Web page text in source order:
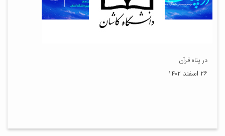
در پناه قرآن
۲۶ اسفند ۱۴۰۲